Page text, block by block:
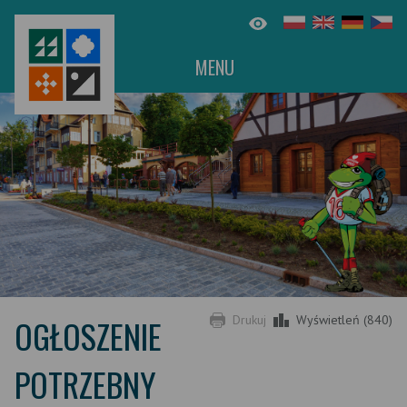
MENU
Drukuj Wyświetleń (840)
OGŁOSZENIE
POTRZEBNY